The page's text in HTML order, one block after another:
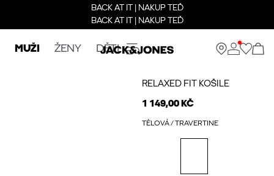
BACK AT IT | NAKUP TEĎ
BACK AT IT | NAKUP TEĎ
MUŽI ŽENY DĚTI
RELAXED FIT KOŠILE
1 149,00 KČ
TĚLOVÁ / TRAVERTINE